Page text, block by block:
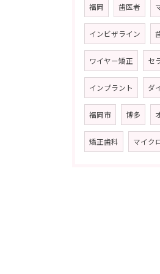
福岡 歯医者
インビザライン
ワイヤー矯正 セ
インプラント ダ
福岡市 博多
矯正歯科 マイク